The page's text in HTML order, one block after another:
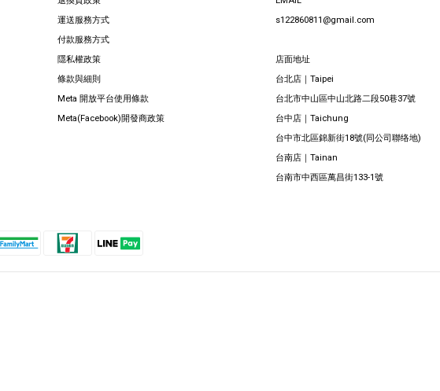
運送服務方式
付款服務方式
隱私權政策
條款與細則
Meta 開放平台使用條款
Meta(Facebook)開發商政策
s122860811@gmail.com
店面地址
台北店｜Taipei
台北市中山區中山北路二段50巷37號
台中店｜Taichung
台中市北區錦新街18號(同公司聯络地)
台南店｜Tainan
台南市中西區萬昌街133-1號